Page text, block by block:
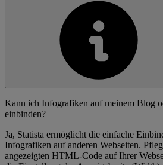
Kann ich Infografiken auf meinem Blog
einbinden?
Ja, Statista ermöglicht die einfache
Infografiken auf anderen Webseiten.
angezeigten HTML-Code auf Ihrer